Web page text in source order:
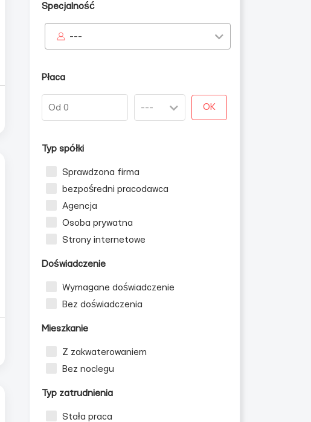
Specjalność
---
Płaca
OK
Typ spółki
Sprawdzona firma
bezpośredni pracodawca
Agencja
Osoba prywatna
Strony internetowe
Doświadczenie
Wymagane doświadczenie
Bez doświadczenia
Mieszkanie
Z zakwaterowaniem
Bez noclegu
Typ zatrudnienia
Stała praca